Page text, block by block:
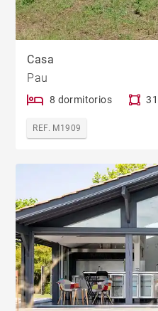
Casa
Pau
8 dormitorios
REF. M1909